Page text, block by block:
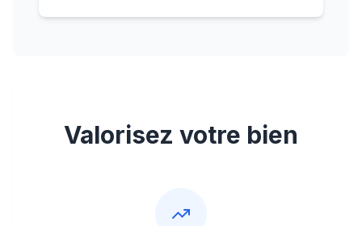
Valorisez votre bien